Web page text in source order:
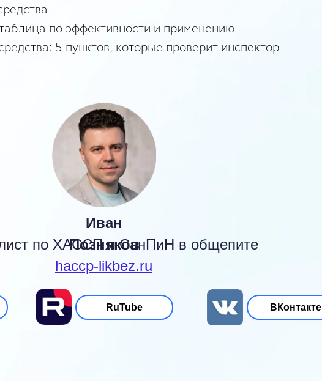
по эффективности и применению
5 пунктов, которые проверит инспектор
по ХАССП и СанПиН в общепите
haccp-likbez.ru
Иван
Позняков
ВКонтакте
RuTube